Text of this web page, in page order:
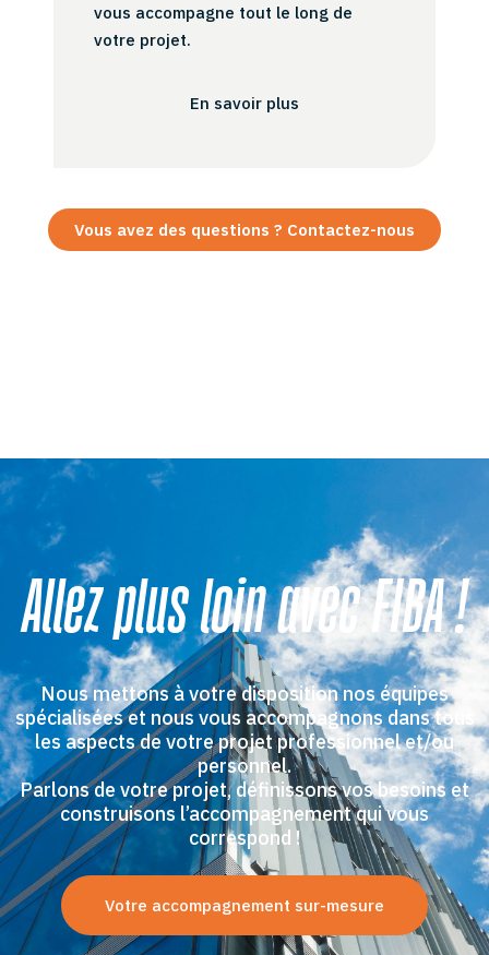
vous accompagne tout le long de
votre projet.
En savoir plus
Vous avez des questions ? Contactez-nous
Allez plus loin avec FIBA !
Nous mettons à votre disposition nos équipes
spécialisées et nous vous accompagnons dans tous
les aspects de votre projet professionnel et/ou
personnel.
Parlons de votre projet, définissons vos besoins et
construisons l’accompagnement qui vous
correspond !
Votre accompagnement sur-mesure